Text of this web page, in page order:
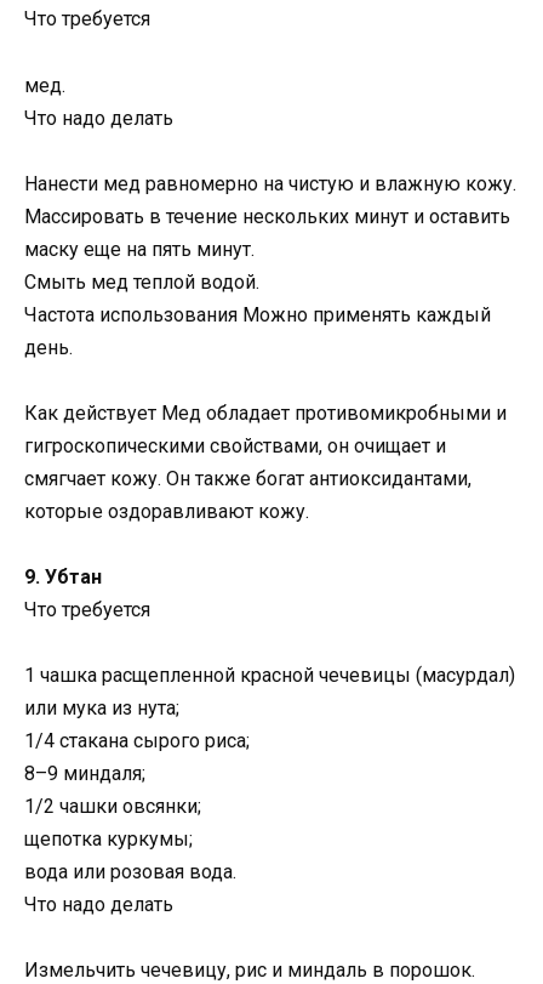
Что требуется
мед.
Что надо делать
Нанести мед равномерно на чистую и влажную кожу.
Массировать в течение нескольких минут и оставить
маску еще на пять минут.
Смыть мед теплой водой.
Частота использования Можно применять каждый
день.
Как действует Мед обладает противомикробными и
гигроскопическими свойствами, он очищает и
смягчает кожу. Он также богат антиоксидантами,
которые оздоравливают кожу.
9. Убтан
Что требуется
1 чашка расщепленной красной чечевицы (масурдал)
или мука из нута;
1/4 стакана сырого риса;
8–9 миндаля;
1/2 чашки овсянки;
щепотка куркумы;
вода или розовая вода.
Что надо делать
Измельчить чечевицу, рис и миндаль в порошок.